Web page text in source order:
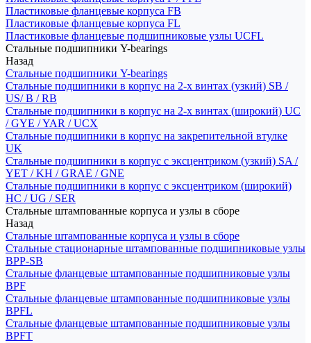
Пластиковые фланцевые корпуса FB
Пластиковые фланцевые корпуса FL
Пластиковые фланцевые подшипниковые узлы UCFL
Стальные подшипники Y-bearings
Назад
Стальные подшипники Y-bearings
Стальные подшипники в корпус на 2-х винтах (узкий) SB /
US/ B / RB
Стальные подшипники в корпус на 2-х винтах (широкий) UC
/ GYE / YAR / UCX
Стальные подшипники в корпус на закрепительной втулке
UK
Стальные подшипники в корпус с эксцентриком (узкий) SA /
YET / KH / GRAE / GNE
Стальные подшипники в корпус с эксцентриком (широкий)
HC / UG / SER
Стальные штампованные корпуса и узлы в сборе
Назад
Стальные штампованные корпуса и узлы в сборе
Стальные стационарные штампованные подшипниковые узлы
BPP-SB
Стальные фланцевые штампованные подшипниковые узлы
BPF
Стальные фланцевые штампованные подшипниковые узлы
BPFL
Стальные фланцевые штампованные подшипниковые узлы
BPFT